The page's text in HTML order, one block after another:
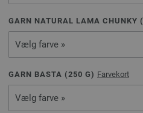
GARN NATURAL LAMA CHUNKY (
Vælg farve »
GARN BASTA (250 G) Farvekort
Vælg farve »